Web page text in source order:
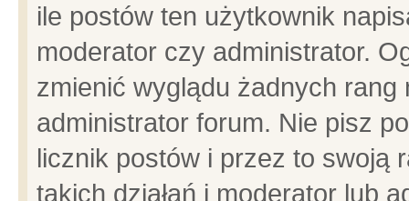
ile postów ten użytkownik
moderator czy administrator.
zmienić wyglądu żadnych
administrator forum. Nie pisz
licznik postów i przez to swoją
takich działań i moderator lub